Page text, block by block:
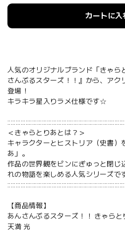
カートに入
人気のオリジナルブランド「きゃら
さんぶるスターズ！！』から、アク
登場！
キラキラ星入りラメ仕様です☆
＜きゃらとりあとは？＞
キャラクターとヒストリア（史書）
あ」。
作品の世界観をビンにぎゅっと閉じ
れの物語を楽しめる人気シリーズで
【商品情報】
あんさんぶるスターズ！！ きゃら
天満 光